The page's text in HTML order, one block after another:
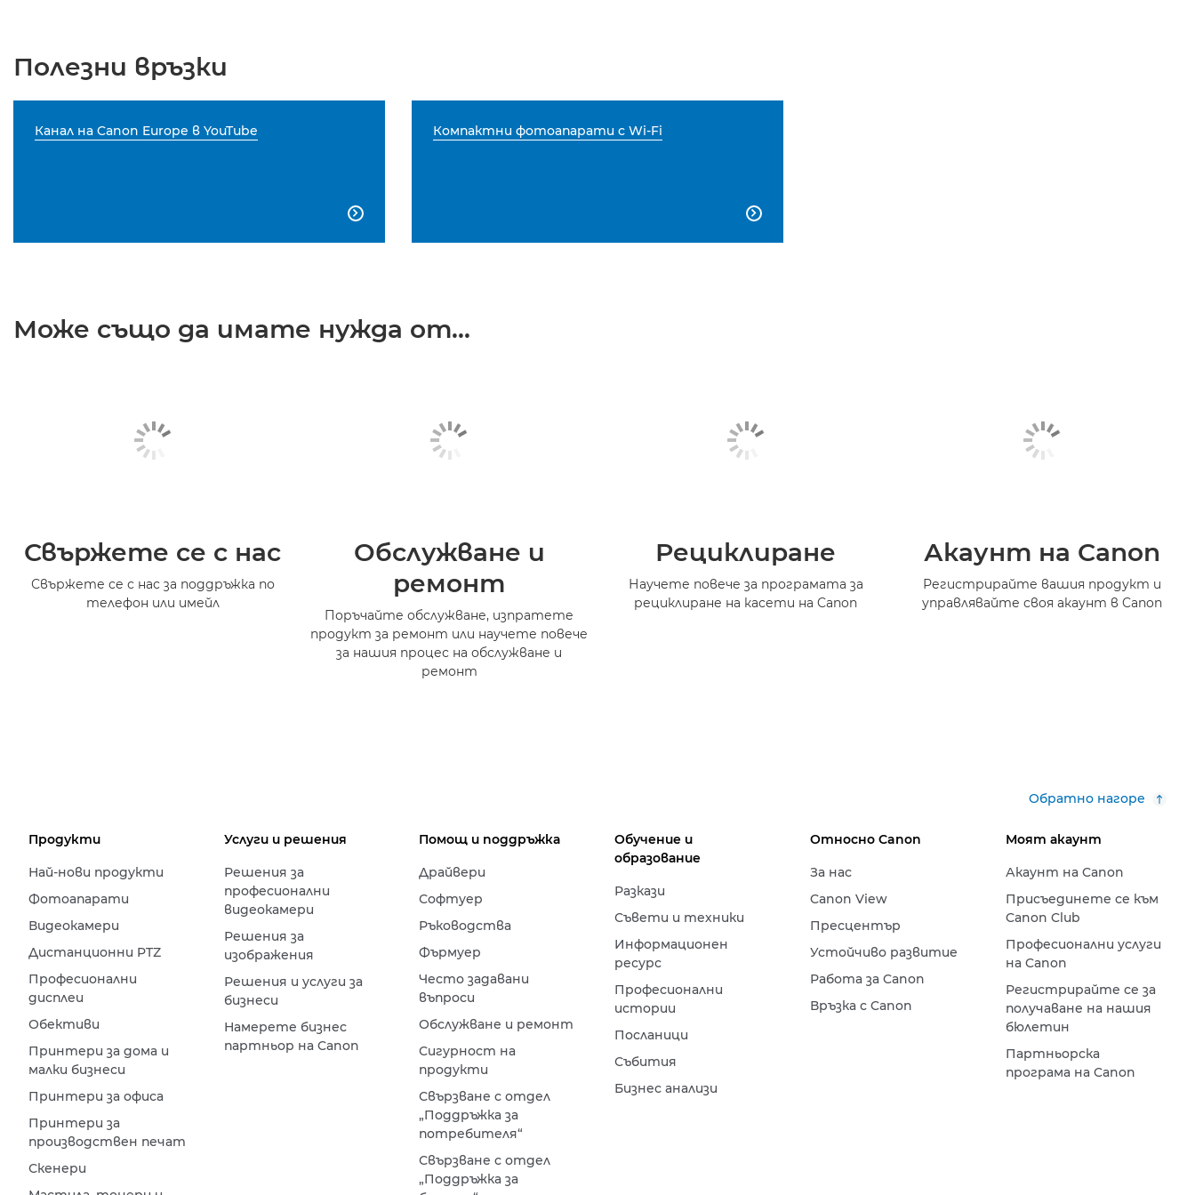
Полезни връзки
Канал на Canon Europe в YouTube

Компактни фотоапарати с Wi-Fi

Може също да имате нужда от...
Свържете се с нас
Свържете се с нас за поддръжка по
телефон или имейл
Обслужване и
ремонт
Поръчайте обслужване, изпратете
продукт за ремонт или научете повече
за нашия процес на обслужване и
ремонт
Рециклиране
Научете повече за програмата за
рециклиране на касети на Canon
Акаунт на Canon
Регистрирайте вашия продукт и
управлявайте своя акаунт в Canon
Обратно нагоре
Продукти
Най-нови продукти
Фотоапарати
Видеокамери
Дистанционни PTZ
Професионални
дисплеи
Обективи
Принтери за дома и
малки бизнеси
Принтери за офиса
Принтери за
производствен печат
Скенери
Услуги и решения
Решения за
професионални
видеокамери
Решения за
изображения
Решения и услуги за
бизнеси
Намерете бизнес
партньор на Canon
Помощ и поддръжка
Драйвери
Софтуер
Ръководства
Фърмуер
Често задавани
въпроси
Обслужване и ремонт
Сигурност на
продукти
Свързване с отдел
„Поддръжка за
потребителя“
Свързване с отдел
„Поддръжка за
Обучение и
образование
Разкази
Съвети и техники
Информационен
ресурс
Професионални
истории
Посланици
Събития
Бизнес анализи
Относно Canon
За нас
Canon View
Пресцентър
Устойчиво развитие
Работа за Canon
Връзка с Canon
Моят акаунт
Акаунт на Canon
Присъединете се към
Canon Club
Професионални услуги
на Canon
Регистрирайте се за
получаване на нашия
бюлетин
Партньорска
програма на Canon